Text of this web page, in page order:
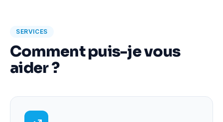
SERVICES
Comment puis-je vous
aider ?